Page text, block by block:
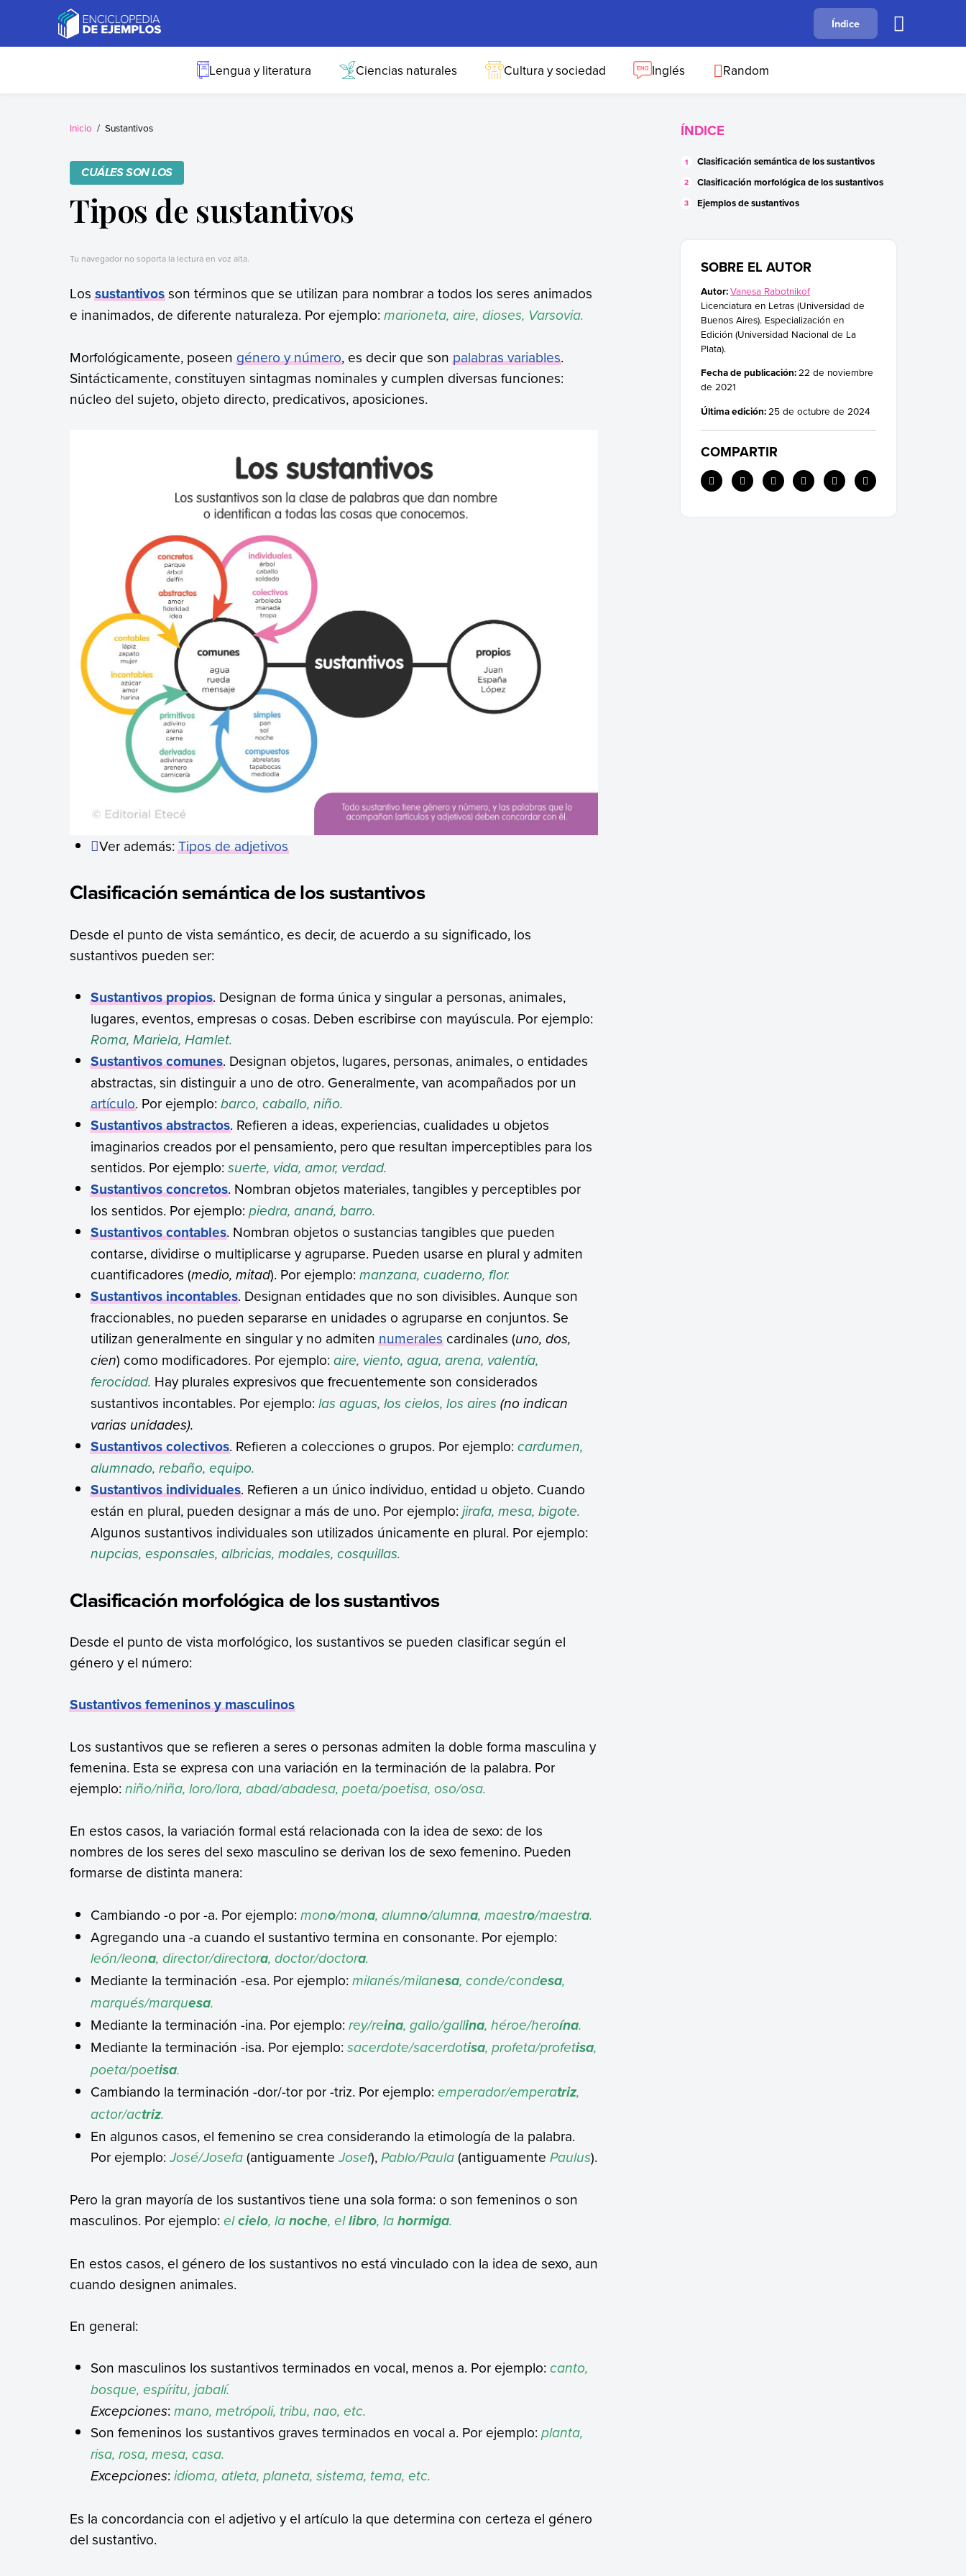
Ejemplos
Necesitas ejemplos.
B C F
Índice
Lengua y literatura Ciencias naturales Cultura y sociedad Inglés Random
Inicio Sustantivos
CUÁLES SON LOS
Tipos de sustantivos
Tu navegador no soporta la lectura en voz alta.
Lossustantivosson términos que se utilizan para nombrar a todos los seres animados
e inanimados, de diferente naturaleza. Por ejemplo: marioneta, aire, dioses, Varsovia.
Morfológicamente, poseengénero y número, es decir que sonpalabras variables.
Sintácticamente, constituyen sintagmas nominales y cumplen diversas funciones:
núcleo del sujeto, objeto directo, predicativos, aposiciones.
Ver además:Tipos de adjetivos
Clasificación semántica de los sustantivos
Desde el punto de vista semántico, es decir, de acuerdo a su significado, los
sustantivos pueden ser:
Sustantivos propios. Designan de forma única y singular a personas, animales,
lugares, eventos, empresas o cosas. Deben escribirse con mayúscula. Por ejemplo:
Roma, Mariela, Hamlet.
Sustantivos comunes. Designan objetos, lugares, personas, animales, o entidades
abstractas, sin distinguir a uno de otro. Generalmente, van acompañados por un
artículo. Por ejemplo:barco, caballo, niño.
Sustantivos abstractos. Refieren a ideas, experiencias, cualidades u objetos
imaginarios creados por el pensamiento, pero que resultan imperceptibles para los
sentidos. Por ejemplo:suerte, vida, amor, verdad.
Sustantivos concretos. Nombran objetos materiales, tangibles y perceptibles por
los sentidos. Por ejemplo:piedra, ananá, barro.
Sustantivos contables. Nombran objetos o sustancias tangibles que pueden
contarse, dividirse o multiplicarse y agruparse. Pueden usarse en plural y admiten
cuantificadores (medio, mitad). Por ejemplo:manzana, cuaderno, flor.
Sustantivos incontables. Designan entidades que no son divisibles. Aunque son
fraccionables, no pueden separarse en unidades o agruparse en conjuntos. Se
utilizan generalmente en singular y no admitennumeralescardinales (uno, dos,
cien) como modificadores. Por ejemplo:aire, viento, agua, arena, valentía,
ferocidad. Hay plurales expresivos que frecuentemente son considerados
sustantivos incontables. Por ejemplo: las aguas, los cielos, los aires(no indican
varias unidades).
Sustantivos colectivos. Refieren a colecciones o grupos. Por ejemplo:cardumen,
alumnado, rebaño, equipo.
Sustantivos individuales. Refieren a un único individuo, entidad u objeto. Cuando
están en plural, pueden designar a más de uno. Por ejemplo:jirafa, mesa, bigote.
Algunos sustantivos individuales son utilizados únicamente en plural. Por ejemplo:
nupcias, esponsales, albricias, modales, cosquillas.
Clasificación morfológica de los sustantivos
Desde el punto de vista morfológico, los sustantivos se pueden clasificar según el
género y el número:
Sustantivos femeninos y masculinos
Los sustantivos que se refieren a seres o personas admiten la doble forma masculina y
femenina. Esta se expresa con una variación en la terminación de la palabra. Por
ejemplo: niño/niña, loro/lora, abad/abadesa, poeta/poetisa, oso/osa.
En estos casos, la variación formal está relacionada con la idea de sexo: de los
nombres de los seres del sexo masculino se derivan los de sexo femenino. Pueden
formarse de distinta manera:
Cambiando -o por -a. Por ejemplo:mono/mona, alumno/alumna, maestro/maestra.
Agregando una -a cuando el sustantivo termina en consonante. Por ejemplo:
león/leona, director/directora, doctor/doctora.
Mediante la terminación -esa. Por ejemplo:milanés/milanesa, conde/condesa,
marqués/marquesa.
Mediante la terminación -ina. Por ejemplo:rey/reina, gallo/gallina, héroe/heroína.
Mediante la terminación -isa. Por ejemplo:sacerdote/sacerdotisa, profeta/profetisa,
poeta/poetisa.
Cambiando la terminación -dor/-tor por -triz. Por ejemplo:emperador/emperatriz,
actor/actriz.
En algunos casos, el femenino se crea considerando la etimología de la palabra.
Por ejemplo:José/Josefa(antiguamenteJosef),Pablo/Paula(antiguamentePaulus).
Pero la gran mayoría de los sustantivos tiene una sola forma: o son femeninos o son
masculinos. Por ejemplo: elcielo, la noche, ellibro, la hormiga.
En estos casos, el género de los sustantivos no está vinculado con la idea de sexo, aun
cuando designen animales.
En general:
Son masculinos los sustantivos terminados en vocal, menos a. Por ejemplo:canto,
bosque, espíritu, jabalí.
Excepciones:mano, metrópoli, tribu, nao, etc.
Son femeninos los sustantivos graves terminados en vocal a. Por ejemplo:planta,
risa, rosa, mesa, casa.
Excepciones:idioma, atleta, planeta, sistema, tema, etc.
Es la concordancia con el adjetivo y el artículo la que determina con certeza el género
del sustantivo.
ÍNDICE
Clasificación semántica de los sustantivos
Clasificación morfológica de los sustantivos
Ejemplos de sustantivos
SOBRE EL AUTOR
Autor:Vanesa Rabotnikof
Licenciatura en Letras (Universidad de
Buenos Aires). Especialización en
Edición (Universidad Nacional de La
Plata).
Fecha de publicación:22 de noviembre
de 2021
Última edición:25 de octubre de 2024
COMPARTIR